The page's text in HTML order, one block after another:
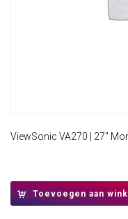
Toevoegen aan